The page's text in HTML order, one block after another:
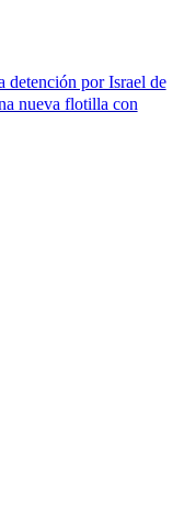
detención por Israel de
nueva flotilla con